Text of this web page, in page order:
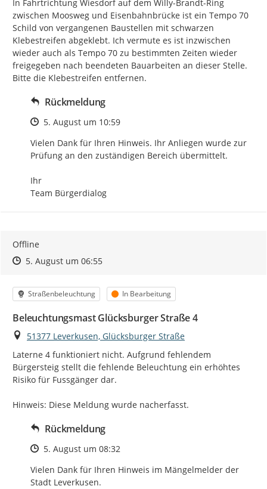
In Fahrtrichtung Wiesdorf auf dem Willy-Brandt-Ring
zwischen Moosweg und Eisenbahnbrücke ist ein Tempo 70
Schild von vergangenen Baustellen mit schwarzen
Klebestreifen abgeklebt. Ich vermute es ist inzwischen
wieder auch als Tempo 70 zu bestimmten Zeiten wieder
freigegeben nach beendeten Bauarbeiten an dieser Stelle.
Bitte die Klebestreifen entfernen.
Rückmeldung
Zeitpunkt des Erstellens
5. August um 10:59
Vielen Dank für Ihren Hinweis. Ihr Anliegen wurde zur
Prüfung an den zuständigen Bereich übermittelt.
Ihr
Team Bürgerdialog
Offline
Zeitpunkt des Erstellens
Zeitpunkt des Erstellens
5. August um 06:55Zur Äußerung
Kategorie
Straßenbeleuchtung Status
In Bearbeitung
Beleuchtungsmast Glücksburger Straße 4
Ort
51377 Leverkusen, Glücksburger Straße
Laterne 4 funktioniert nicht. Aufgrund fehlendem
Bürgersteig stellt die fehlende Beleuchtung ein erhöhtes
Risiko für Fussgänger dar.
Hinweis: Diese Meldung wurde nacherfasst.
Rückmeldung
Zeitpunkt des Erstellens
5. August um 08:32
Vielen Dank für Ihren Hinweis im Mängelmelder der
Stadt Leverkusen.